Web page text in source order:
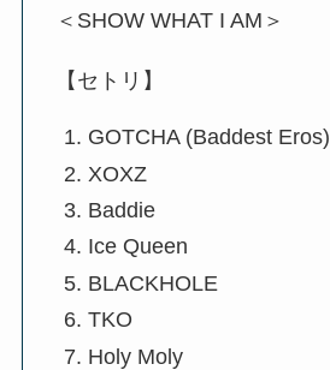
＜SHOW WHAT I AM＞
【セトリ】
GOTCHA (Baddest Eros)
XOXZ
Baddie
Ice Queen
BLACKHOLE
TKO
Holy Moly